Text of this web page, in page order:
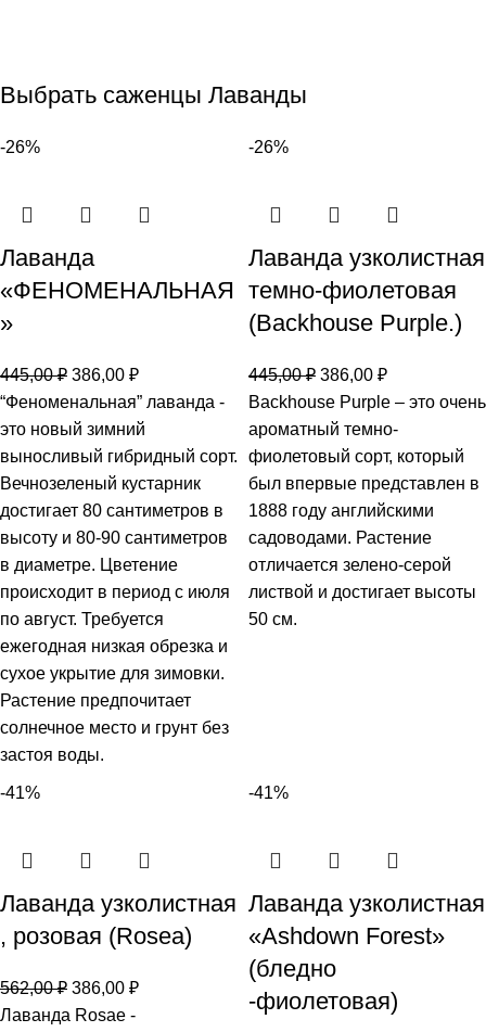
Выбрать саженцы Лаванды
-26%
Лаванда
«ФЕНОМЕНАЛЬНАЯ
»
445,00₽ 386,00 ₽
“Феноменальная” лаванда -
это новый зимний
выносливый гибридный сорт.
Вечнозеленый кустарник
достигает 80 сантиметров в
высоту и 80-90 сантиметров
в диаметре. Цветение
происходит в период с июля
по август. Требуется
ежегодная низкая обрезка и
сухое укрытие для зимовки.
Растение предпочитает
солнечное место и грунт без
застоя воды.
-26%
Лаванда узколистная
темно-фиолетовая
(Backhouse Purple.)
445,00₽ 386,00 ₽
Backhouse Purple – это очень
ароматный темно-
фиолетовый сорт, который
был впервые представлен в
1888 году английскими
садоводами. Растение
отличается зелено-серой
листвой и достигает высоты
50 см.
-41%
Лаванда узколистная
, розовая (Rosea)
562,00₽ 386,00 ₽
Лаванда Rosae -
-41%
Лаванда узколистная
«Ashdown Forest»
(бледно
-фиолетовая)